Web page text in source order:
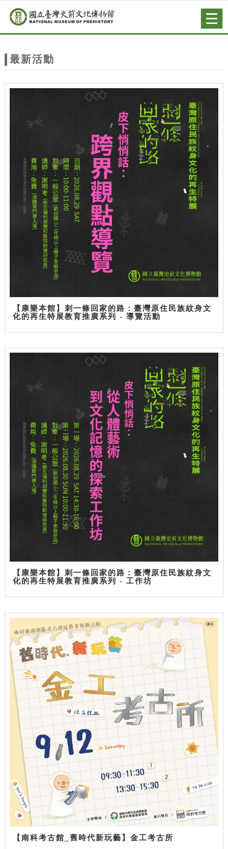
站
主
跳到主要內容
網站導覽
最新活動
【康樂本館】刺一條回家的路：臺灣原住民族紋身文
化的再生特展教育推廣系列 - 導覽活動
【康樂本館】刺一條回家的路：臺灣原住民族紋身文
化的再生特展教育推廣系列 - 工作坊
【南科考古館_舊時代新玩藝】金工考古所